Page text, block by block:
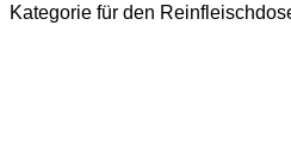
Kategorie für den